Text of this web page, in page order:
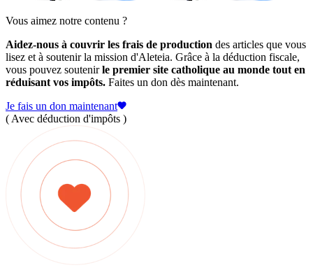
Vous aimez notre contenu ?
Aidez-nous à couvrir les frais de production des articles que vous
lisez et à soutenir la mission d'Aleteia. Grâce à la déduction fiscale,
vous pouvez soutenirle premier site catholique au monde tout en
réduisant vos impôts. Faites un don dès maintenant.
Je fais un don maintenant
( Avec déduction d'impôts )